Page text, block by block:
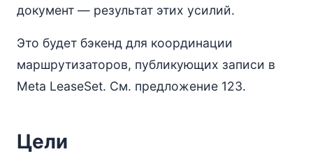
документ — результат этих усилий.
Это будет бэкенд для координации
маршрутизаторов, публикующих записи в
Meta LeaseSet. См. предложение 123.
Цели